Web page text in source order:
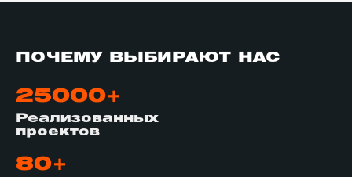
ПОЧЕМУ ВЫБИРАЮТ НАС
25000+
Реализованных
проектов
80+